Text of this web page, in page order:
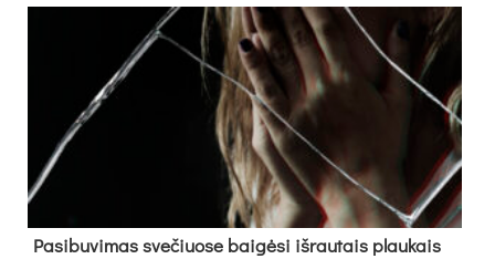
Pa­si­bu­vi­mas sve­čiuo­se bai­gė­si iš­rau­tais plau­kais